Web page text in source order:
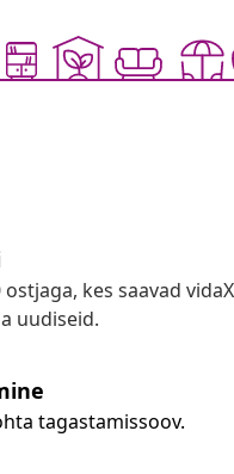
kes saavad
uudiseid.
tagastamissoov.